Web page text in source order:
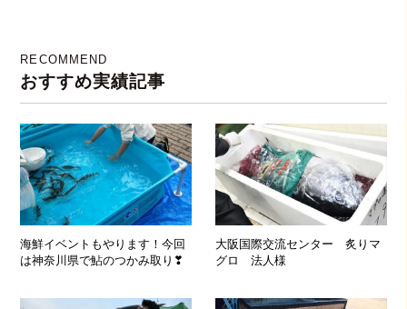
RECOMMEND
おすすめ実績記事
海鮮イベントもやります！今回
は神奈川県で鮎のつかみ取り❣
大阪国際交流センター 炙りマ
グロ 法人様